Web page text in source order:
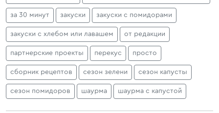
за 30 минут закуски закуски с помидорами
закуски с хлебом или лавашем от редакции
партнерские проекты перекус просто
сборник рецептов сезон зелени сезон капусты
сезон помидоров шаурма шаурма с капустой